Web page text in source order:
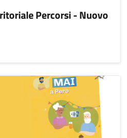
Percorsi - Nuovo